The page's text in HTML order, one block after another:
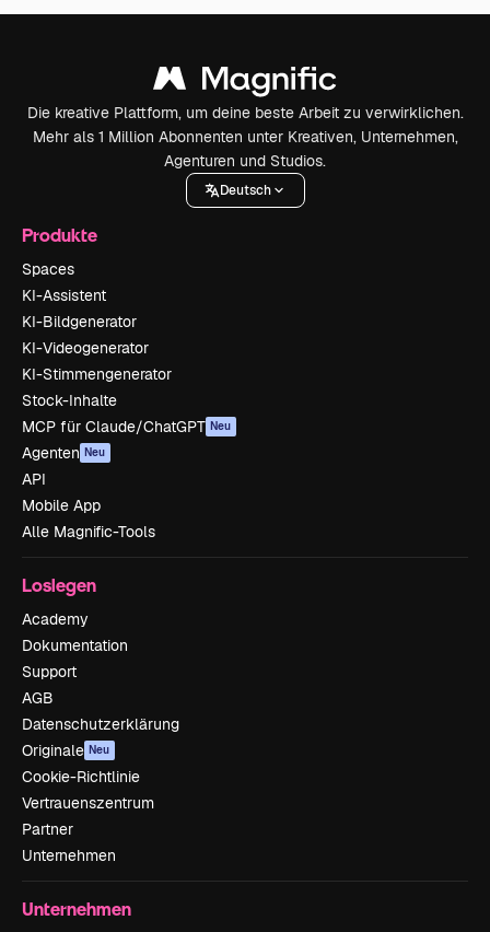
Die kreative Plattform, um deine beste Arbeit zu verwirklichen.
Mehr als 1 Million Abonnenten unter Kreativen, Unternehmen,
Agenturen und Studios.
Deutsch
Produkte
Spaces
KI-Assistent
KI-Bildgenerator
KI-Videogenerator
KI-Stimmengenerator
Stock-Inhalte
MCP für Claude/ChatGPT Neu
Agenten Neu
API
Mobile App
Alle Magnific-Tools
Loslegen
Academy
Dokumentation
Support
AGB
Datenschutzerklärung
Originale Neu
Cookie-Richtlinie
Vertrauenszentrum
Partner
Unternehmen
Unternehmen